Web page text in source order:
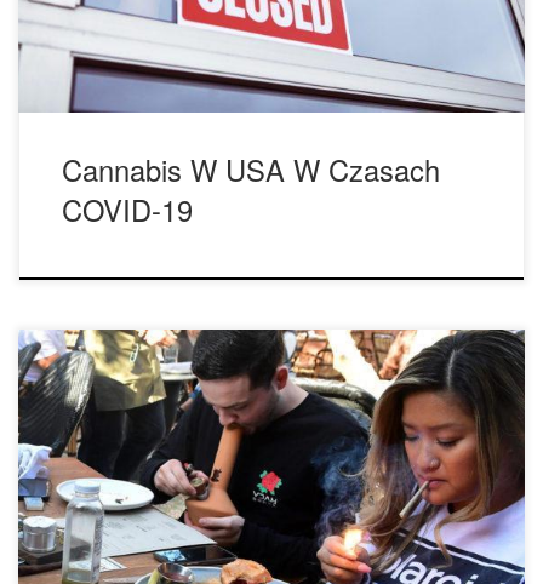
prośby o pozostanie w domu. Gubernator postanowił także
wstrzymać działanie wielu firm i usług, […]
Cannabis W USA W Czasach
COVID-19
Wzrost sprzedaży marihuany wśród epidemii nowego
koronawirusa. Według nowych danych, legalna sprzedaż
marihuany rośnie, ponieważ wiele osób postanawia
kupować zapasu ze względu na panującą pandemię
nowego koronawirusa oraz brak pewności co do tego, co
się wydarzy. Zdaniem firmy Headset, zajmującej się
statystyką oraz zbieraniem danych, wzrostu sprzedaży
doświadczyły przede wszystkim […]